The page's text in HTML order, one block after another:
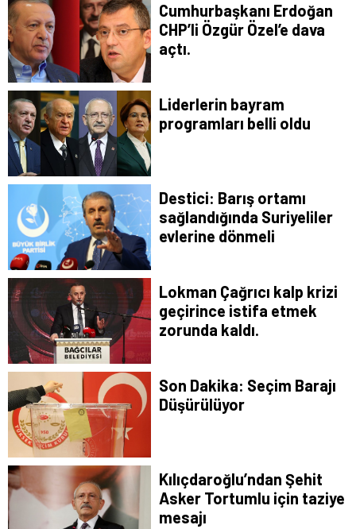
Cumhurbaşkanı Erdoğan
CHP’li Özgür Özel’e dava
açtı.
Liderlerin bayram
programları belli oldu
Destici: Barış ortamı
sağlandığında Suriyeliler
evlerine dönmeli
Lokman Çağrıcı kalp krizi
geçirince istifa etmek
zorunda kaldı.
Son Dakika: Seçim Barajı
Düşürülüyor
Kılıçdaroğlu’ndan Şehit
Asker Tortumlu için taziye
mesajı